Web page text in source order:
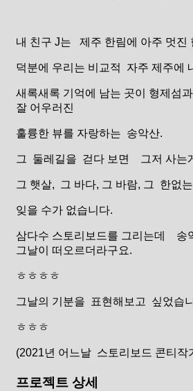
내 친구 J는 제주 한림에 아주 멋진
덕분에 우리는 비교적 자주 제주에
새록새록 기억에 남는 곳이 형제섬
잘 어우러진
훌륭한 뷰를 자랑하는 송악산.
그 둘레길을 걷다 보면 그저 사는
그 햇살, 그 바다, 그 바람, 그 한없
잊을 수가 없습니다.
삼다수 스토리보드를 그리는데 송
그날이 떠오르더라구요.
ㅎㅎㅎㅎ
그날의 기분을 표현해보고 싶었습
ㅎㅎㅎ
(2021년 어느날 스토리보드 콘티작
프로젝트 상세